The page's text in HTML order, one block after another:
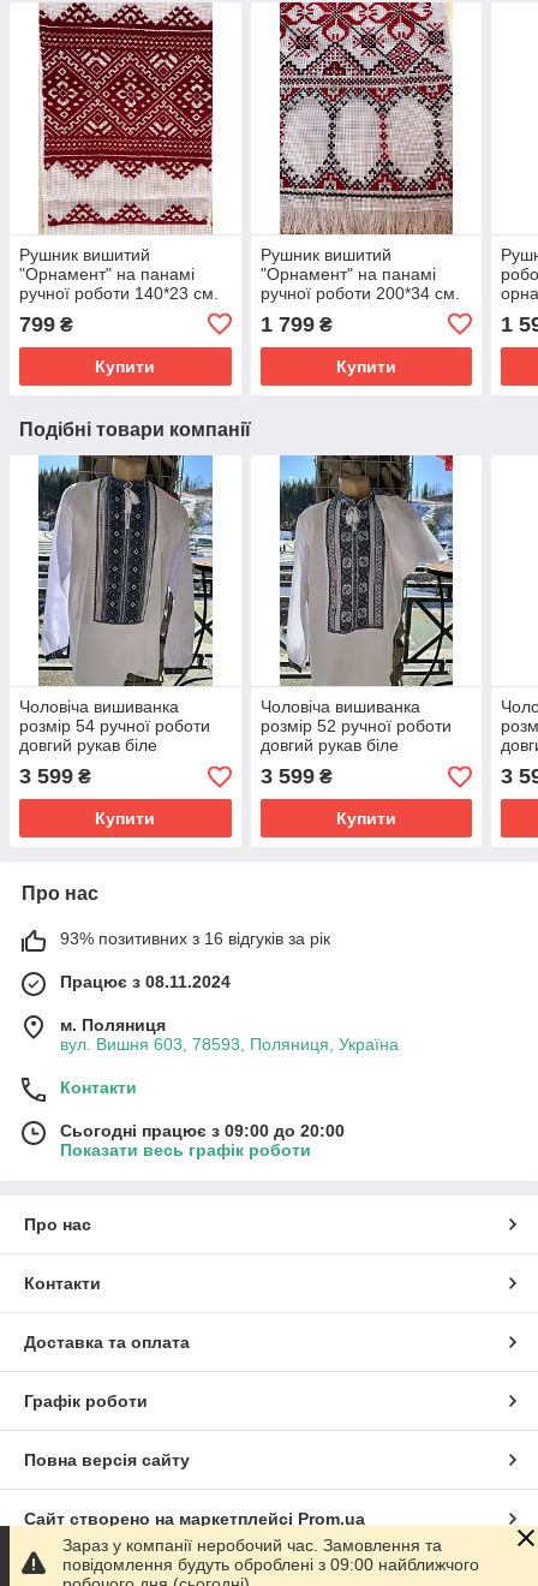
Рушник вишитий
"Орнамент" на панамі
ручної роботи 140*23 см.
799 ₴
Купити
Рушник вишитий
"Орнамент" на панамі
ручної роботи 200*34 см.
1 799₴
Купити
1
Подібні товари компанії
Чоловіча вишиванка
розмір 54 ручної роботи
довгий рукав біле
домоткане полотно
3 599 ₴
Купити
Чоловіча вишиванка
розмір 52 ручної роботи
довгий рукав біле
домоткане полотно
3 599₴
Купити
3
Про нас
93% позитивних з 16 відгуків за рік
Працює з 08.11.2024
м. Поляниця
вул. Вишня 603, 78593, Поляниця, Україна
Контакти
Сьогодні працює з 09:00 до 20:00
Показати весь графік роботи
Про нас
Контакти
Доставка та оплата
Графік роботи
Повна версія сайту
Сайт створено на маркетплейсі Prom.ua
Політика конфіденційності
Зараз у компанії неробочий час. Замовлення та
повідомлення будуть оброблені з 09:00 найближчого